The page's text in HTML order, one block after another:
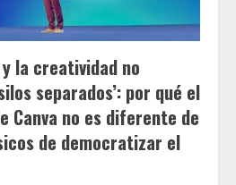
la creatividad no
separados’: por qué el
Canva no es diferente de
de democratizar el